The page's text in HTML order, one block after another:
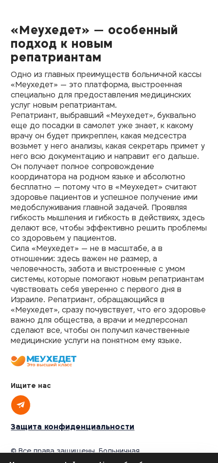
«Меухедет» — особенный
подход к новым
репатриантам
Одно из главных преимуществ больничной кассы
«Меухедет» — это платформа, выстроенная
специально для предоставления медицинских
услуг новым репатриантам.
Репатриант, выбравший «Меухедет», буквально
еще до посадки в самолет уже знает, к какому
врачу он будет прикреплен, какая медсестра
возьмет у него анализы, какая секретарь примет у
него всю документацию и направит его дальше.
Он получает полное сопровождение
координатора на родном языке и абсолютно
бесплатно — потому что в «Меухедет» считают
здоровье пациентов и успешное получение ими
медобслуживания главной задачей. Проявляя
гибкость мышления и гибкость в действиях, здесь
делают все, чтобы эффективно решить проблемы
со здоровьем у пациентов.
Сила «Меухедет» — не в масштабе, а в
отношении: здесь важен не размер, а
человечность, забота и выстроенные с умом
системы, которые помогают новым репатриантам
чувствовать себя уверенно с первого дня в
Израиле. Репатриант, обращающийся в
«Меухедет», сразу почувствует, что его здоровье
важно для общества, а врачи и медперсонал
сделают все, чтобы он получил качественные
медицинские услуги на понятном ему языке.
Ищите нас
Защита конфиденциальности
© Все права защищены. Больничная
касса «Меухедет мерказит амамит»,